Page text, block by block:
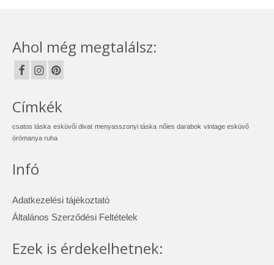
Ahol még megtalálsz:
Címkék
csatos táska esküvői divat menyasszonyi táska nőies darabok vintage esküvő
örömanya ruha
Infó
Adatkezelési tájékoztató
Általános Szerződési Feltételek
Ezek is érdekelhetnek: